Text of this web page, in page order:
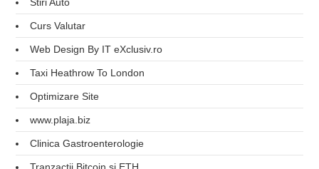
Curs Valutar
Web Design By IT eXclusiv.ro
Taxi Heathrow To London
Optimizare Site
www.plaja.biz
Clinica Gastroenterologie